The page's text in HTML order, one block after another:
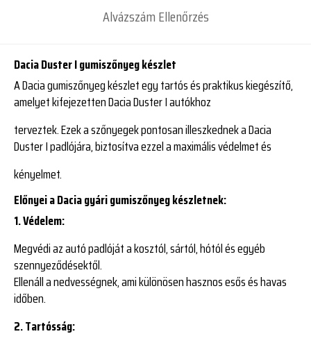
Alvázszám Ellenőrzés
Dacia Duster I gumiszőnyeg készlet
A Dacia gumiszőnyeg készlet egy tartós és praktikus kiegészítő,
amelyet kifejezetten Dacia Duster I autókhoz
terveztek. Ezek a szőnyegek pontosan illeszkednek a Dacia
Duster I padlójára, biztosítva ezzel a maximális védelmet és
kényelmet.
Előnyei a Dacia gyári gumiszőnyeg készletnek:
1. Védelem:
Megvédi az autó padlóját a kosztól, sártól, hótól és egyéb
szennyeződésektől.
Ellenáll a nedvességnek, ami különösen hasznos esős és havas
időben.
2. Tartósság: